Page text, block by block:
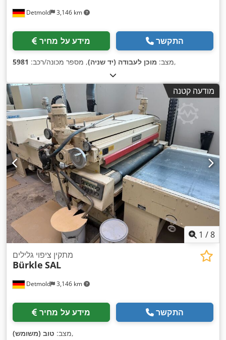
Detmold 3,146 km
מידע על מחיר התקשר
מצב: מוכן לעבודה (יד שניה), מספר מכונה/רכב: 5981 ,
מודעה קטנה
1 /8
Detmold 3,146 km
מתקין ציפוי גלילים
Bürkle SAL
מידע על מחיר התקשר
מצב: טוב (משומש) ,